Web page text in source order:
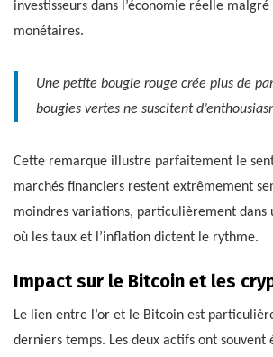
investisseurs dans l’économie réelle
monétaires.
Une petite bougie rouge crée plus de
bougies vertes ne suscitent
Cette remarque illustre parfaitement le
marchés financiers restent extrêmement
moindres variations, particulièrement dans
où les taux et l’inflation dictent le rythme.
Impact sur le Bitcoin et les
Le lien entre l’or et le Bitcoin est
derniers temps. Les deux actifs ont souvent